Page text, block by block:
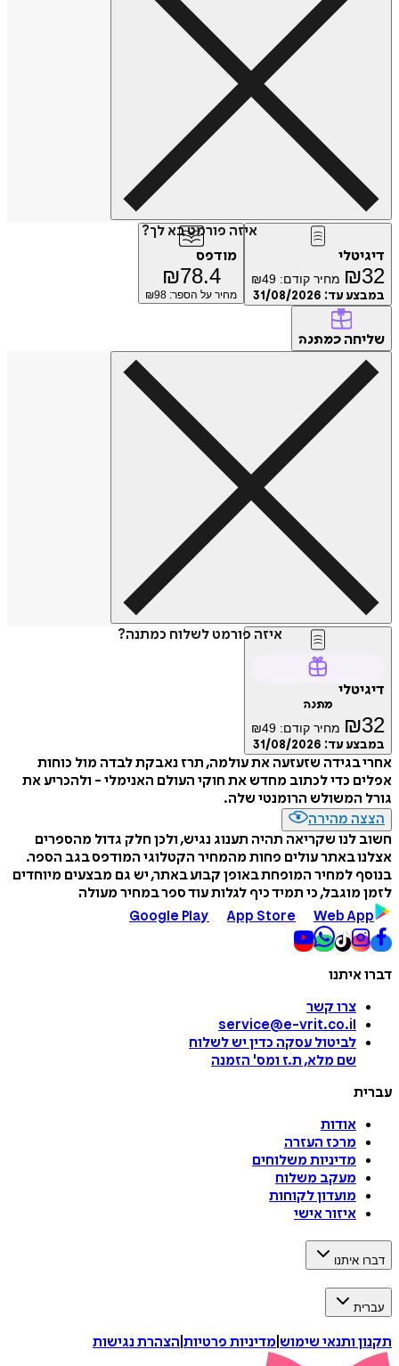
איזה פורמט בא לך?
₪ מחיר קודם: ₪49
עד:31/08/2026
מודפס
₪78.4
מחיר על הספר: ₪98
כמתנה
איזה פורמט לשלוח כמתנה?
₪ מחיר קודם: ₪49
עד:31/08/2026
בגידה שזעזעה את עולמה, תרז נאבקת לבדה מול כוחות
כדי לכתוב מחדש את חוקי העולם האנימלי - ולהכריע את
המשולש הרומנטי שלה.
מהירה
לנו שקריאה תהיה תענוג נגיש, ולכן חלק גדול מהספרים
באתר עולים פחות מהמחיר הקטלוגי המודפס בגב הספר.
למחיר המופחת באופן קבוע באתר, יש גם מבצעים מיוחדים
מוגבל, כי תמיד כיף לגלות עוד ספר במחיר מעולה
Google Play
App Store Web
צרו קשר
service@e-vrit.co.il
לביטול עסקה כדין יש לשלוח
שם מלא, ת.ז ומס'הזמנה
אודות
מרכז העזרה
מדיניות משלוחים
מעקב משלוח
מועדון לקוחות
איזור אישי
איתנו
ותנאי שימוש|מדיניות פרטיות|הצהרת נגישות